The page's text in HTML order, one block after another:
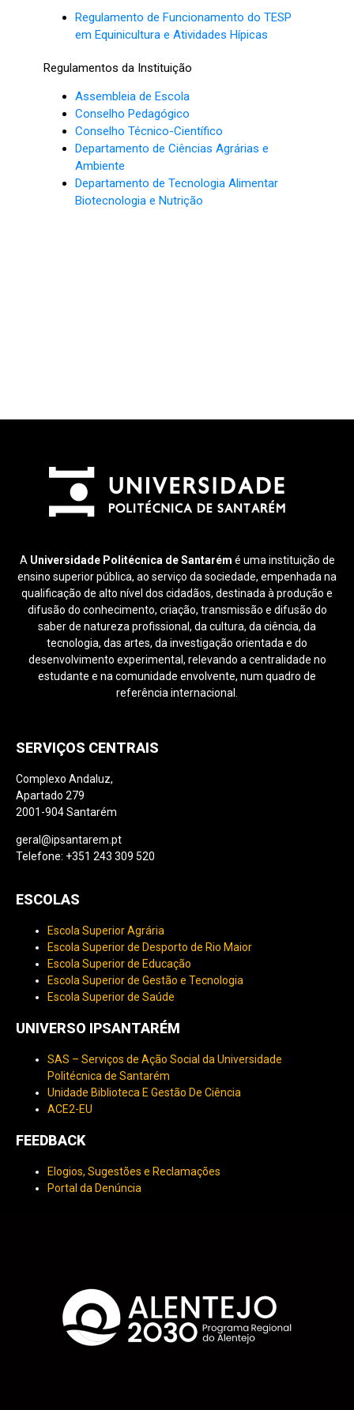
Regulamento de Funcionamento do TESP
em Equinicultura e Atividades Hípicas
Regulamentos da Instituição
Assembleia de Escola
Conselho Pedagógico
Conselho Técnico-Científico
Departamento de Ciências Agrárias e
Ambiente
Departamento de Tecnologia Alimentar
Biotecnologia e Nutrição
A Universidade Politécnica de Santarém é uma instituição de
ensino superior pública, ao serviço da sociedade, empenhada na
qualificação de alto nível dos cidadãos, destinada à produção e
difusão do conhecimento, criação, transmissão e difusão do
saber de natureza profissional, da cultura, da ciência, da
tecnologia, das artes, da investigação orientada e do
desenvolvimento experimental, relevando a centralidade no
estudante e na comunidade envolvente, num quadro de
referência internacional.
SERVIÇOS CENTRAIS
Complexo Andaluz,
Apartado 279
2001-904 Santarém
geral@ipsantarem.pt
Telefone: +351 243 309 520
ESCOLAS
Escola Superior Agrária
Escola Superior de Desporto de Rio Maior
Escola Superior de Educação
Escola Superior de Gestão e Tecnologia
Escola Superior de Saúde
UNIVERSO IPSANTARÉM
SAS – Serviços de Ação Social da Universidade
Politécnica de Santarém
Unidade Biblioteca E Gestão De Ciência
ACE2-EU
FEEDBACK
Elogios, Sugestões e Reclamações
Portal da Denúncia